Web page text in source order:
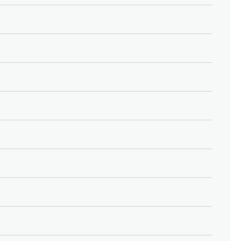
ശിവസേന
പ്രതിഷേധിക്കുന്ന യുവാക്കളുടെ
പിന്നില്‍
കുത്തരുത്; എംവി